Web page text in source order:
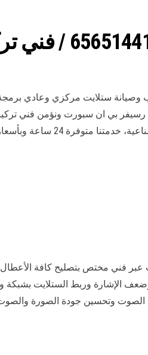
ستلايت مركزي وعادي برمجة
رسيفر بي ان سبورت ونؤمن فني
24 ساعة وبأسعار مناسبة.
عبر فني مختص بتصليح كافة
الإشارة وربط الستلايت بشبكة
الصوت وتحسين جودة الصورة